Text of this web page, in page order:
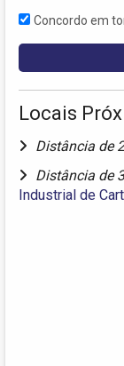
Concordo em
Locais
Distância de
Distância de
Industrial de